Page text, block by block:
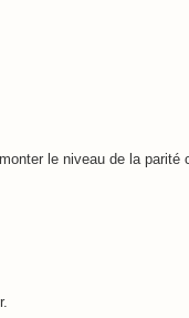
le niveau de la parité